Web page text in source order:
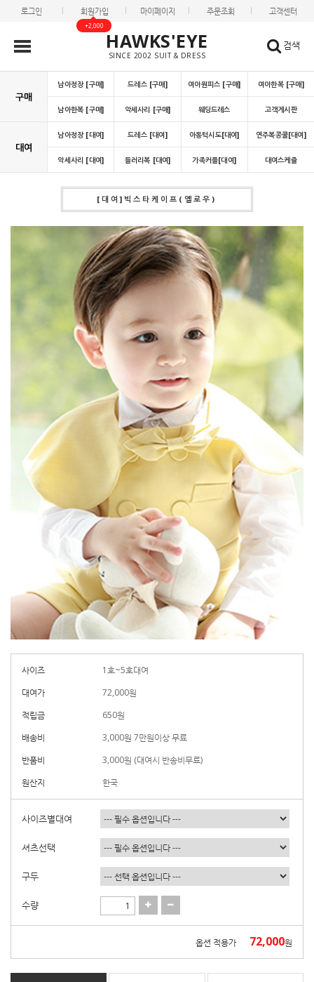
로그인 회원가입
+2,000
마이페이지 주문조회 고객센터
HAWKS'EYE
SINCE 2002 SUIT & DRESS
검색
구매
남아정장 [구매] 드레스 [구매] 여아원피스 [구매] 여아한복 [구매]
남아한복 [구매] 악세사리 [구매] 웨딩드레스 고객게시판
대여
남아정장 [대여] 드레스 [대여] 아동턱시도[대여] 연주복콩쿨[대여]
악세사리 [대여] 들러리복 [대여] 가족커플[대여] 대여스케쥴
[대여]빅스타케이프(옐로우)
사이즈
1호~5호대여
대여가
72,000원
적립금
650원
배송비
3,000원 7만원이상 무료
반품비
3,000원 (대여시 반송비무료)
원산지
한국
사이즈별대여
셔츠선택
구두
수량
옵션 적용가 72,000원